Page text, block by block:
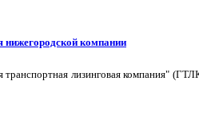
нижегородской компании
лизинговая компания"